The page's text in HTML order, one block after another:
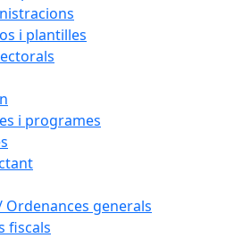
i plantilles
i programes
Ordenances generals
fiscals